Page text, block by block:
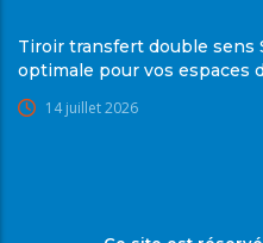
Tiroir transfert double sens
optimale pour vos espaces
14 juillet 2026